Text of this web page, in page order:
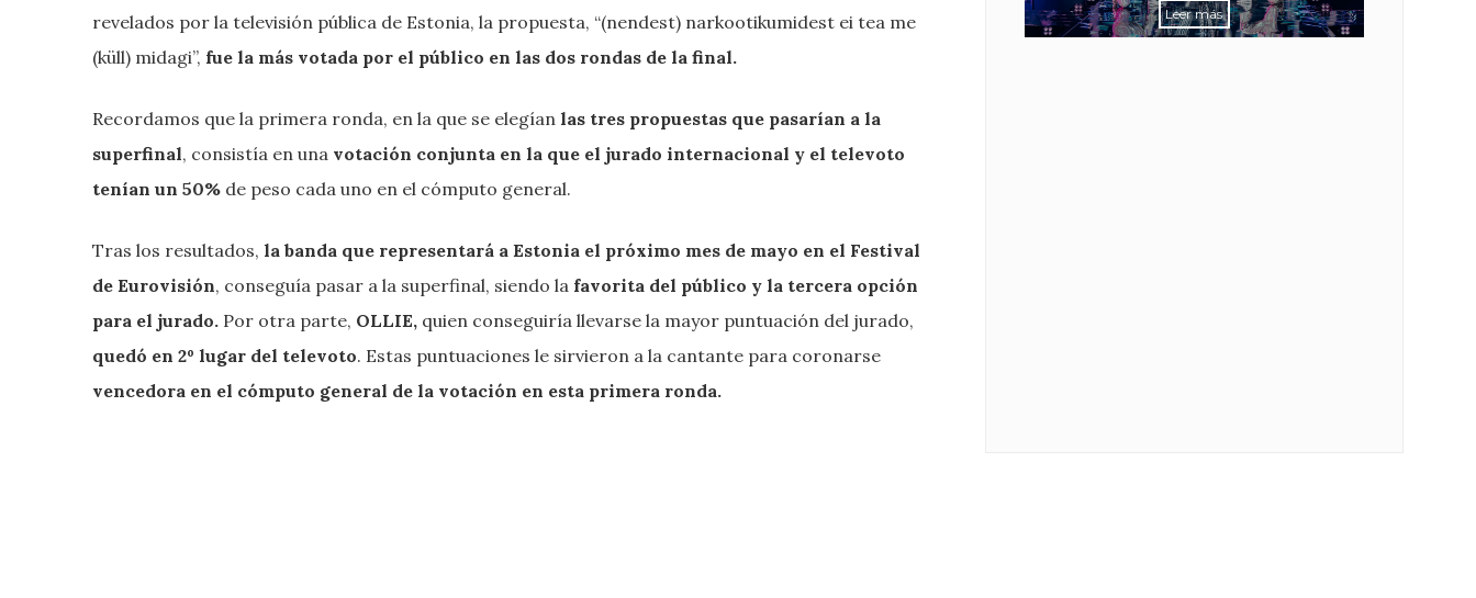
revelados por la televisión pública de Estonia, la propuesta, “(nendest) narkootikumidest ei tea me
(küll) midagi”, fue la más votada por el público en las dos rondas de la final.
Recordamos que la primera ronda, en la que se elegían las tres propuestas que pasarían a la
superfinal, consistía en una votación conjunta en la que el jurado internacional y el televoto
tenían un 50% de peso cada uno en el cómputo general.
Tras los resultados, la banda que representará a Estonia el próximo mes de mayo en el Festival
de Eurovisión, conseguía pasar a la superfinal, siendo la favorita del público y la tercera opción
para el jurado. Por otra parte, OLLIE, quien conseguiría llevarse la mayor puntuación del jurado,
quedó en 2º lugar del televoto. Estas puntuaciones le sirvieron a la cantante para coronarse
vencedora en el cómputo general de la votación en esta primera ronda.
Leer más